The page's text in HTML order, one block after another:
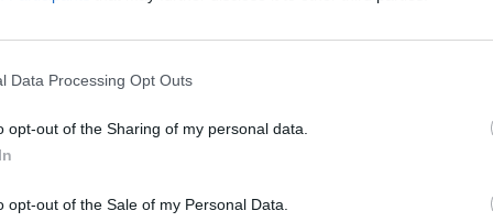
Data Processing Opt Outs
opt-out of the Sharing of my personal data.
opt-out of the Sale of my Personal Data.
dno (ISA), kde měla své
skončilo zklamáním,
jasně deklarovat, že
tolerovány.